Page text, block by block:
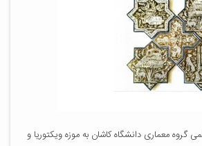
گروه معماری دانشگاه کاشان به موزه ویکتوریا و